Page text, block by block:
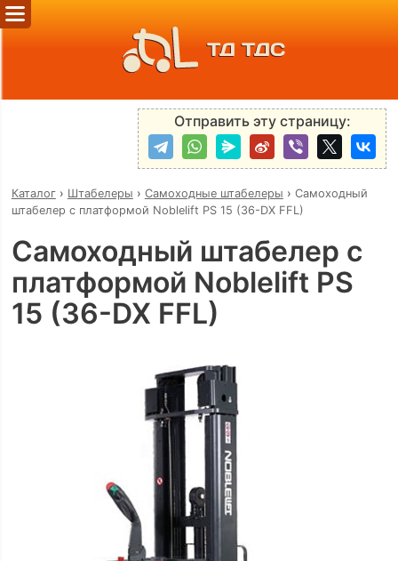
ТД ТДС
Отправить эту страницу:
Каталог› Штабелеры › Самоходные штабелеры › Самоходный
штабелер с платформой Noblelift PS 15 (36-DX FFL)
Самоходный штабелер с
платформой Noblelift PS
15 (36-DX FFL)